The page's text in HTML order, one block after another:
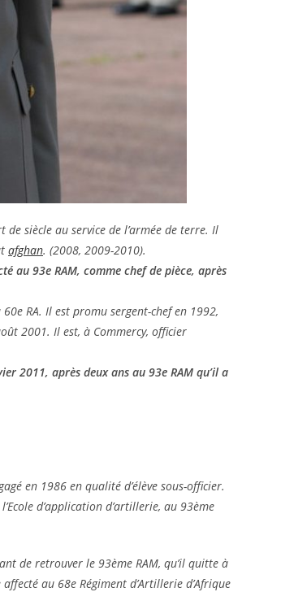
siècle au service de l’armée de terre. Il
afghan. (2008, 2009-2010).
au 93e RAM, comme chef de pièce, après
RA. Il est promu sergent-chef en 1992,
2001. Il est, à Commercy, officier
2011, après deux ans au 93e RAM qu’il a
en 1986 en qualité d’élève sous-officier.
d’application d’artillerie, au 93ème
de retrouver le 93ème RAM, qu’il quitte à
au 68e Régiment d’Artillerie d’Afrique